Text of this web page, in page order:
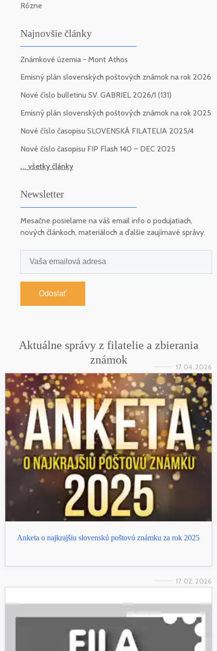
Rôzne
Najnovšie články
Známkové územia - Mont Athos
Emisný plán slovenských poštových známok na rok 2026
Nové číslo bulletinu SV. GABRIEL 2026/1 (131)
Emisný plán slovenských poštových známok na rok 2025
Nové číslo časopisu SLOVENSKÁ FILATELIA 2025/4
Nové číslo časopisu FIP Flash 140 – DEC 2025
... všetky články
Newsletter
Mesačne posielame na váš email info o podujatiach,
nových článkoch, materiáloch a ďalšie zaujímavé správy.
Odoslať
Aktuálne správy z filatelie a zbierania
známok
17. 04. 2026
Anketa o najkrajšiu slovenskú poštovú známku za rok 2025
17. 02. 2026